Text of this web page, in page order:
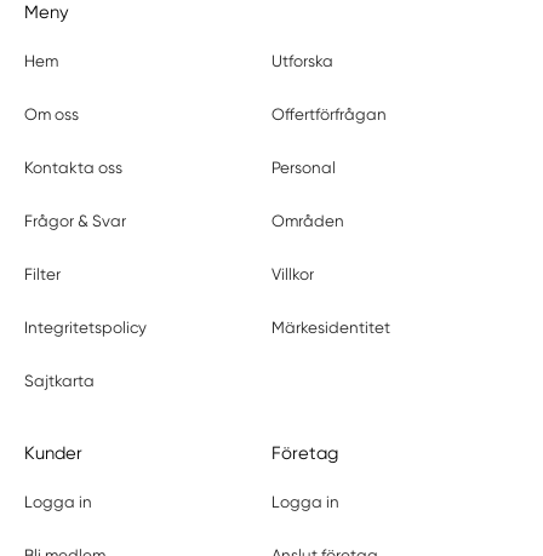
Meny
Hem Utforska
Om oss Offertförfrågan
Kontakta oss Personal
Frågor & Svar Områden
Filter Villkor
Integritetspolicy Märkesidentitet
Sajtkarta
Kunder
Logga in
Företag
Logga in